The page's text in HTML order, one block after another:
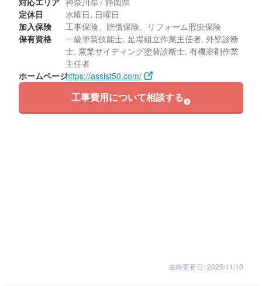
定休日
水曜日, 日曜日
加入保険
工事保険、賠償保険、リフォーム瑕疵保険
保有資格
一級塗装技能士, 足場組立作業主任者, 外壁診断
士, 窯業サイディング塗替診断士, 有機溶剤作業
主任者
ホームページhttps://assist50.com/
工事費用について相談する
最終更新日: 2025/11/10